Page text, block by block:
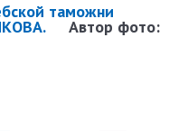
таможни
Автор фото: